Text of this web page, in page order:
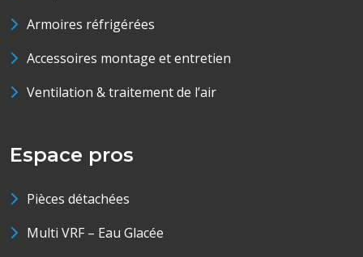
Armoires réfrigérées
Accessoires montage et entretien
Ventilation & traitement de l’air
Espace pros
Pièces détachées
Multi VRF – Eau Glacée